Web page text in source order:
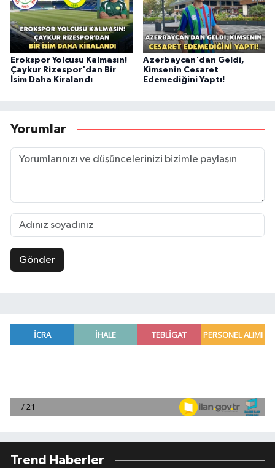
Erokspor Yolcusu Kalmasın!
Çaykur Rizespor'dan Bir
İsim Daha Kiralandı
Azerbaycan'dan Geldi,
Kimsenin Cesaret
Edemediğini Yaptı!
Yorumlar
Gönder
Trend Haberler